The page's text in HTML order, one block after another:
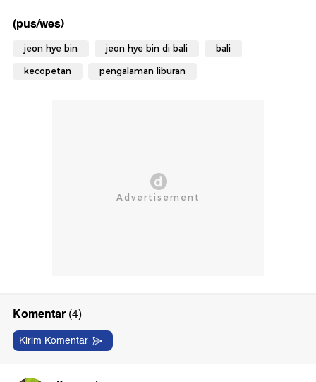
(pus/wes)
jeon hye bin jeon hye bin di bali bali
kecopetan pengalaman liburan